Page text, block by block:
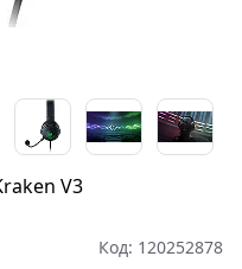
V3
Код: 120252878